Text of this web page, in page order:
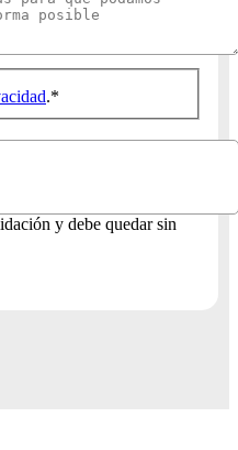
.*
y debe quedar sin